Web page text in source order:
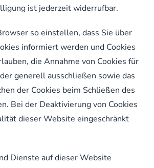
ist jederzeit widerrufbar.
so einstellen, dass Sie über
informiert werden und Cookies
die Annahme von Cookies für
generell ausschließen sowie das
der Cookies beim Schließen des
Bei der Deaktivierung von Cookies
dieser Website eingeschränkt
Dienste auf dieser Website